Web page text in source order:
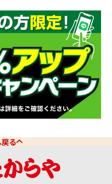
ブルガリ レッタンゴロ
参考買取価格
68,000円
※2024年9月27日時点の参考
る